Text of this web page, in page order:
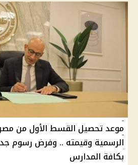
موعد تحصيل القسط الأول من
الرسمية وقيمته .. وفرض رسوم
بكافة المدارس